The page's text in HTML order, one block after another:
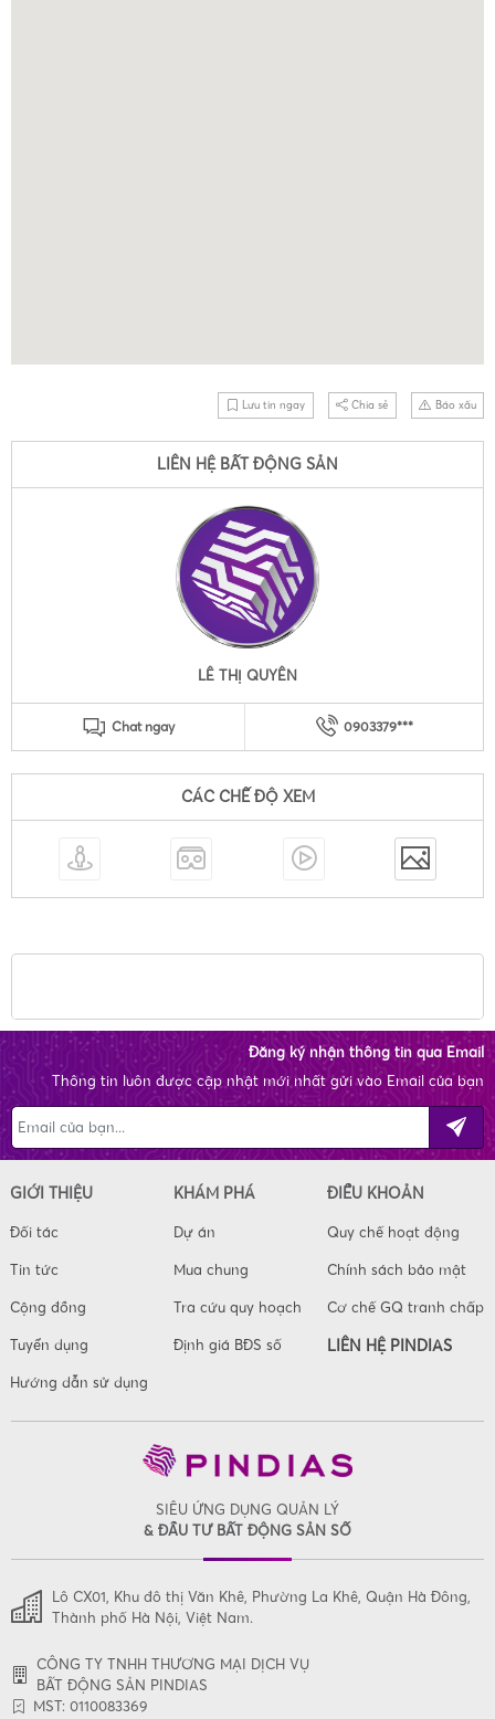
Lưu tin ngay Chia sẻ Báo xấu
LIÊN HỆ BẤT ĐỘNG SẢN
LÊ THỊ QUYÊN
Chat ngay 0903379***
CÁC CHẾ ĐỘ XEM
Đăng ký nhận thông tin qua Email
Thông tin luôn được cập nhật mới nhất gửi vào Email của bạn
GIỚI THIỆU
Đối tác
Tin tức
Cộng đồng
Tuyển dụng
Hướng dẫn sử dụng
KHÁM PHÁ
Dự án
Mua chung
Tra cứu quy hoạch
Định giá BĐS số
ĐIỀU KHOẢN
Quy chế hoạt động
Chính sách bảo mật
Cơ chế GQ tranh chấp
LIÊN HỆ PINDIAS
SIÊU ỨNG DỤNG QUẢN LÝ
& ĐẦU TƯ BẤT ĐỘNG SẢN SỐ
Lô CX01, Khu đô thị Văn Khê, Phường La Khê, Quận Hà Đông,
Thành phố Hà Nội, Việt Nam.
CÔNG TY TNHH THƯƠNG MẠI DỊCH VỤ
BẤT ĐỘNG SẢN PINDIAS
MST: 0110083369